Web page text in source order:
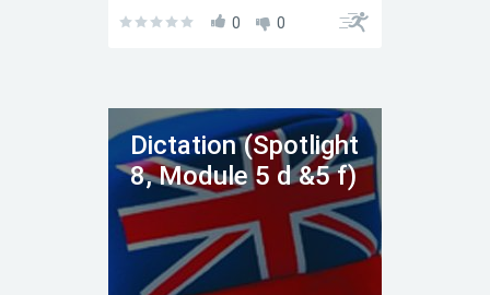
0 0
Dictation (Spotlight
8, Module 5 d &5 f)